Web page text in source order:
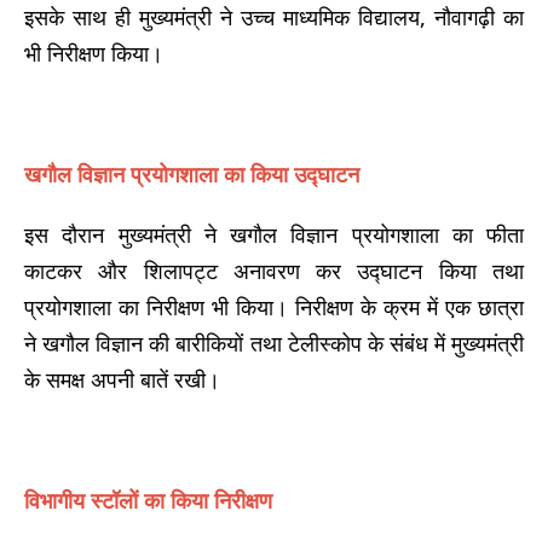
इसके साथ ही मुख्यमंत्री ने उच्च माध्यमिक विद्यालय, नौवागढ़ी का
भी निरीक्षण किया।
खगौल विज्ञान प्रयोगशाला का किया उद्घाटन
इस दौरान मुख्यमंत्री ने खगौल विज्ञान प्रयोगशाला का फीता
काटकर और शिलापट्ट अनावरण कर उद्घाटन किया तथा
प्रयोगशाला का निरीक्षण भी किया। निरीक्षण के क्रम में एक छात्रा
ने खगौल विज्ञान की बारीकियों तथा टेलीस्कोप के संबंध में मुख्यमंत्री
के समक्ष अपनी बातें रखी।
विभागीय स्टॉलों का किया निरीक्षण